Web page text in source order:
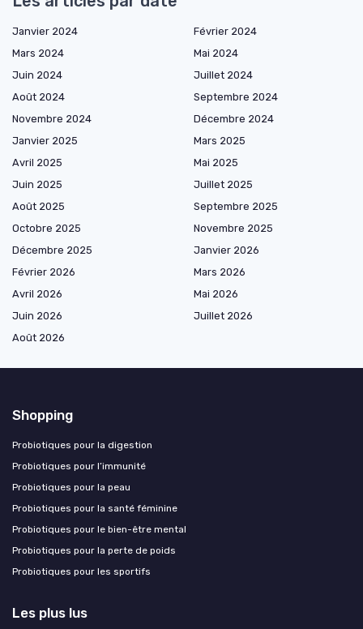
Janvier 2024
Février 2024
Mars 2024
Mai 2024
Juin 2024
Juillet 2024
Août 2024
Septembre 2024
Novembre 2024
Décembre 2024
Janvier 2025
Mars 2025
Avril 2025
Mai 2025
Juin 2025
Juillet 2025
Août 2025
Septembre 2025
Octobre 2025
Novembre 2025
Décembre 2025
Janvier 2026
Février 2026
Mars 2026
Avril 2026
Mai 2026
Juin 2026
Juillet 2026
Août 2026
Shopping
Probiotiques pour la digestion
Probiotiques pour l’immunité
Probiotiques pour la peau
Probiotiques pour la santé féminine
Probiotiques pour le bien-être mental
Probiotiques pour la perte de poids
Probiotiques pour les sportifs
Les plus lus